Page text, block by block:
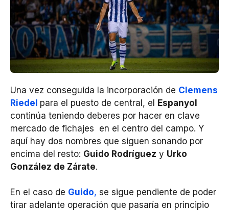
Una vez conseguida la incorporación de Clemens
Riedel para el puesto de central, el Espanyol
continúa teniendo deberes por hacer en clave
mercado de fichajes en el centro del campo. Y
aquí hay dos nombres que siguen sonando por
encima del resto: Guido Rodríguez y Urko
González de Zárate.
En el caso de Guido, se sigue pendiente de poder
tirar adelante operación que pasaría en principio